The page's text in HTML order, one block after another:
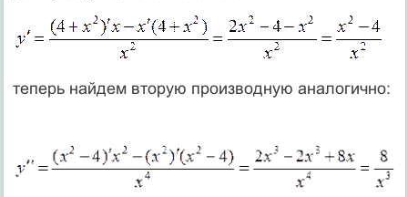
теперь найдем вторую производную аналогично: